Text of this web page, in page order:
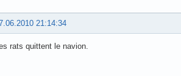
21:14:34
rats quittent le navion.